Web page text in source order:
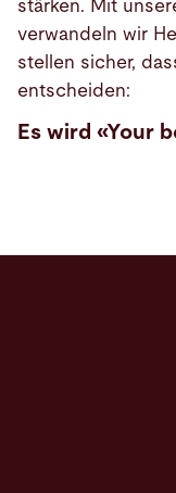
stärken. Mit
verwandeln wir
stellen sicher,
entscheiden:
Es wird «Your